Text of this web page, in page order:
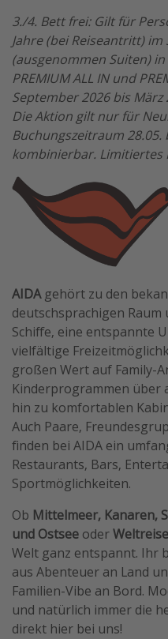
3./4. Bett frei: Gilt für
Jahre (bei Reiseantritt)
(ausgenommen Suiten) in
PREMIUM ALL IN und
September 2026 bis
Die Aktion gilt nur für
Buchungszeitraum
kombinierbar. Limitiertes
AIDAgehört zu den
deutschsprachigen
Schiffe, eine entspannte
vielfältige
großen Wert auf Family-
Kinderprogrammen über
hin zu komfortablen
Auch Paare,
finden bei AIDA ein
Restaurants, Bars,
Sportmöglichkeiten.
Ob Mittelmeer, Kanaren,
und Ostsee oder
Welt ganz entspannt. Ihr
aus Abenteuer an Land
Familien-Vibe an Bord.
und natürlich immer die
direkt hier bei uns!